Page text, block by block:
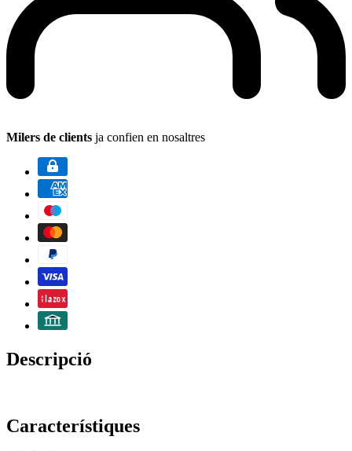
Milers de clients ja confien en nosaltres
Descripció
Característiques